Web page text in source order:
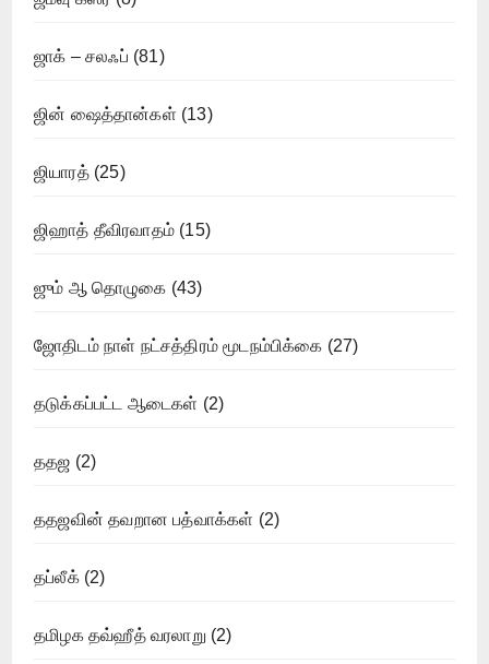
ஜாக் – சலஃப் (81)
ஜின் ஷைத்தான்கள் (13)
ஜியாரத்(25)
ஜிஹாத் தீவிரவாதம் (15)
ஜும் ஆ தொழுகை (43)
ஜோதிடம் நாள் நட்சத்திரம் மூடநம்பிக்கை (27)
தடுக்கப்பட்ட ஆடைகள் (2)
ததஜ (2)
ததஜவின் தவறான பத்வாக்கள் (2)
தப்லீக்(2)
தமிழக தவ்ஹீத் வரலாறு (2)